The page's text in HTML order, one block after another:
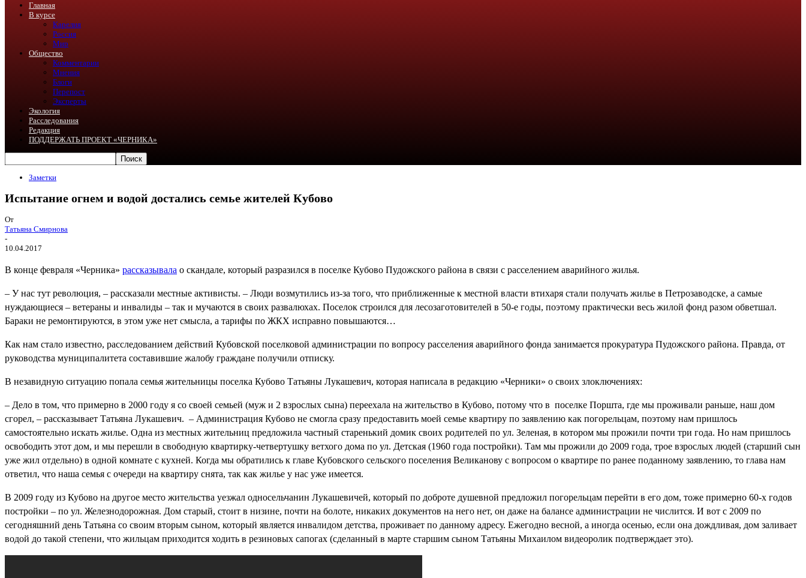
Главная
В курсе
Карелия
Россия
Мир
Общество
Комментарии
Мнения
Блоги
Перепост
Эксперты
Экология
Расследования
Редакция
ПОДДЕРЖАТЬ ПРОЕКТ «ЧЕРНИКА»
Заметки
Испытание огнем и водой достались семье жителей Кубово
От
Татьяна Смирнова
-
10.04.2017
В конце февраля «Черника» рассказывала о скандале, который разразился в поселке Кубово Пудожского района в связи с расселением аварийного жилья.
– У нас тут революция, – рассказали местные активисты. – Люди возмутились из-за того, что приближенные к местной власти втихаря стали получать жилье в Петрозаводске, а самые
нуждающиеся – ветераны и инвалиды – так и мучаются в своих развалюхах. Поселок строился для лесозаготовителей в 50-е годы, поэтому практически весь жилой фонд разом обветшал.
Бараки не ремонтируются, в этом уже нет смысла, а тарифы по ЖКХ исправно повышаются…
Как нам стало известно, расследованием действий Кубовской поселковой администрации по вопросу расселения аварийного фонда занимается прокуратура Пудожского района. Правда, от
руководства муниципалитета составившие жалобу граждане получили отписку.
В незавидную ситуацию попала семья жительницы поселка Кубово Татьяны Лукашевич, которая написала в редакцию «Черники» о своих злоключениях:
– Дело в том, что примерно в 2000 году я со своей семьей (муж и 2 взрослых сына) переехала на жительство в Кубово, потому что в поселке Поршта, где мы проживали раньше, наш дом
сгорел, – рассказывает Татьяна Лукашевич. – Администрация Кубово не смогла сразу предоставить моей семье квартиру по заявлению как погорельцам, поэтому нам пришлось
самостоятельно искать жилье. Одна из местных жительниц предложила частный старенький домик своих родителей по ул. Зеленая, в котором мы прожили почти три года. Но нам пришлось
освободить этот дом, и мы перешли в свободную квартирку-четвертушку ветхого дома по ул. Детская (1960 года постройки). Там мы прожили до 2009 года, трое взрослых людей (старший сын
уже жил отдельно) в одной комнате с кухней. Когда мы обратились к главе Кубовского сельского поселения Великанову с вопросом о квартире по ранее поданному заявлению, то глава нам
ответил, что наша семья с очереди на квартиру снята, так как жилье у нас уже имеется.
В 2009 году из Кубово на другое место жительства уезжал односельчанин Лукашевичей, который по доброте душевной предложил погорельцам перейти в его дом, тоже примерно 60-х годов
постройки – по ул. Железнодорожная. Дом старый, стоит в низине, почти на болоте, никаких документов на него нет, он даже на балансе администрации не числится. И вот с 2009 по
сегодняшний день Татьяна со своим вторым сыном, который является инвалидом детства, проживает по данному адресу. Ежегодно весной, а иногда осенью, если она дождливая, дом заливает
водой до такой степени, что жильцам приходится ходить в резиновых сапогах (сделанный в марте старшим сыном Татьяны Михаилом видеоролик подтверждает это).